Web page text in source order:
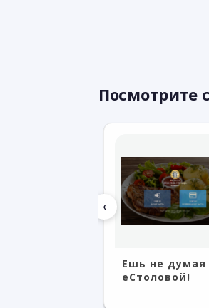
Посмотрите
‹
Ешь не думая
eСтоловой!